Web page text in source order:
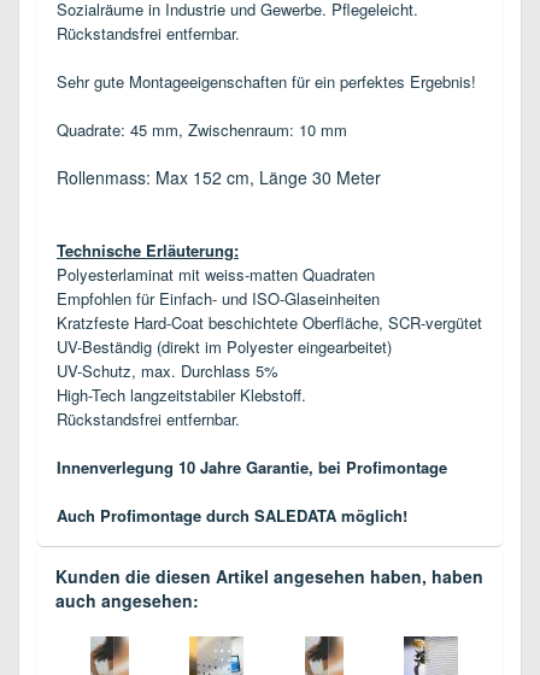
Sozialräume in Industrie und Gewerbe. Pflegeleicht.
Rückstandsfrei entfernbar.
Sehr gute Montageeigenschaften für ein perfektes Ergebnis!
Quadrate: 45 mm, Zwischenraum: 10 mm
Rollenmass: Max 152 cm, Länge 30 Meter
Technische Erläuterung:
Polyesterlaminat mit weiss-matten Quadraten
Empfohlen für Einfach- und ISO-Glaseinheiten
Kratzfeste Hard-Coat beschichtete Oberfläche, SCR-vergütet
UV-Beständig (direkt im Polyester eingearbeitet)
UV-Schutz, max. Durchlass 5%
High-Tech langzeitstabiler Klebstoff.
Rückstandsfrei entfernbar.
Innenverlegung 10 Jahre Garantie, bei Profimontage
Auch Profimontage durch SALEDATA möglich!
Kunden die diesen Artikel angesehen haben, haben
auch angesehen: